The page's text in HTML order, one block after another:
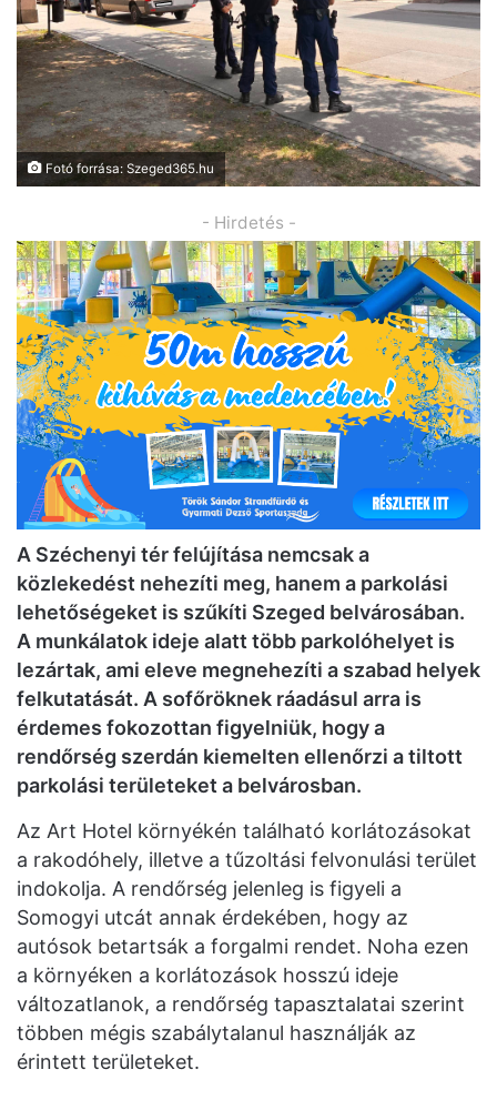
Fotó forrása: Szeged365.hu
- Hirdetés -
A Széchenyi tér felújítása nemcsak a
közlekedést nehezíti meg, hanem a parkolási
lehetőségeket is szűkíti Szeged belvárosában.
A munkálatok ideje alatt több parkolóhelyet is
lezártak, ami eleve megnehezíti a szabad helyek
felkutatását. A sofőröknek ráadásul arra is
érdemes fokozottan figyelniük, hogy a
rendőrség szerdán kiemelten ellenőrzi a tiltott
parkolási területeket a belvárosban.
Az Art Hotel környékén található korlátozásokat
a rakodóhely, illetve a tűzoltási felvonulási terület
indokolja. A rendőrség jelenleg is figyeli a
Somogyi utcát annak érdekében, hogy az
autósok betartsák a forgalmi rendet. Noha ezen
a környéken a korlátozások hosszú ideje
változatlanok, a rendőrség tapasztalatai szerint
többen mégis szabálytalanul használják az
érintett területeket.